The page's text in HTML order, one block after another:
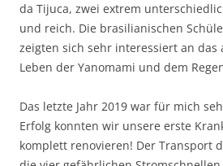
da Tijuca, zwei extrem
und reich. Die brasilianischen
zeigten sich sehr interessiert an das
Leben der Yanomami und dem
Das letzte Jahr 2019 war für mich
Erfolg konnten wir unsere erste
komplett renovieren! Der Transport